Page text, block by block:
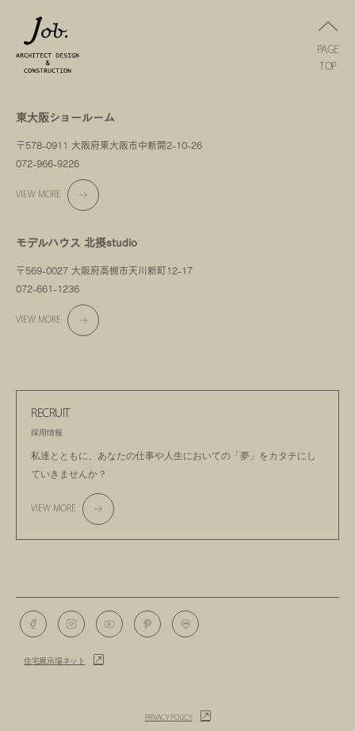
東大阪ショールーム
〒578-0911 大阪府東大阪市中新開2-10-26
072-966-9226
VIEW MORE
モデルハウス 北摂studio
〒569-0027 大阪府高槻市天川新町12-17
072-661-1236
VIEW MORE
RECRUIT
採用情報
私達とともに、あなたの仕事や人生においての 「夢」をカタチにし
ていきませんか？
VIEW MORE
PAGE
TOP
住宅展示場ネット
PRIVACY POLICY